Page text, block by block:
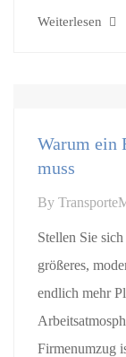
Weiterlesen
Warum ein
muss
By
Stellen Sie
größeres,
endlich mehr
Firmenumzug